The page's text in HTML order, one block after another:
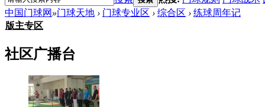
中国门球网 »门球天地 › 门球专业区 › 综合区 › 练球周年记
版主专区
社区广播台